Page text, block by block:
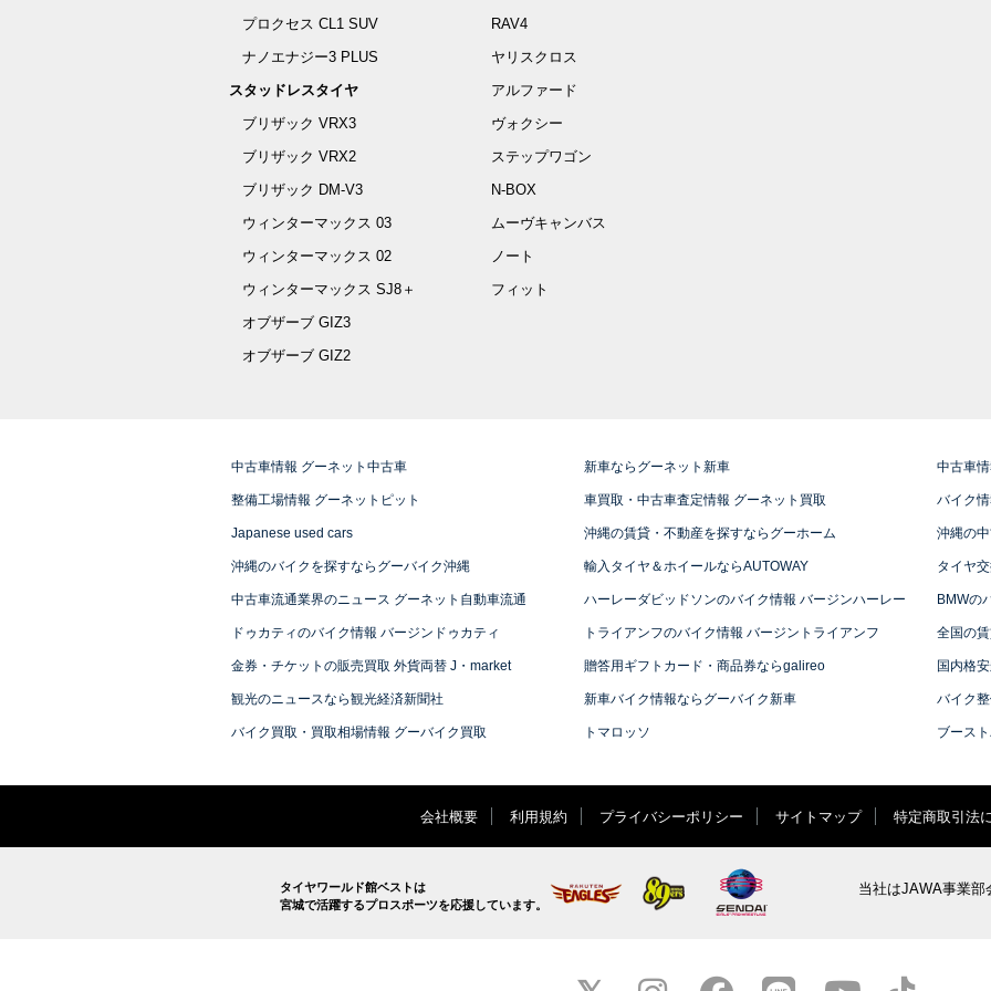
プロクセス CL1 SUV
ナノエナジー3 PLUS
スタッドレスタイヤ
ブリザック VRX3
ブリザック VRX2
ブリザック DM-V3
ウィンターマックス 03
ウィンターマックス 02
ウィンターマックス SJ8＋
オブザーブ GIZ3
オブザーブ GIZ2
RAV4
ヤリスクロス
アルファード
ヴォクシー
ステップワゴン
N-BOX
ムーヴキャンバス
ノート
フィット
中古車情報 グーネット中古車 新車ならグーネット新車 中古車
整備工場情報 グーネットピット 車買取・中古車査定情報 グーネット買取 バイク
Japanese used cars 沖縄の賃貸・不動産を探すならグーホーム 沖縄の
沖縄のバイクを探すならグーバイク沖縄 輸入タイヤ＆ホイールならAUTOWAY タイヤ
中古車流通業界のニュース グーネット自動車流通 ハーレーダビッドソンのバイク情報 バージンハーレー BMWの
ドゥカティのバイク情報 バージンドゥカティ トライアンフのバイク情報 バージントライアンフ 全国の
金券・チケットの販売買取 外貨両替 J・market 贈答用ギフトカード・商品券ならgalireo 国内格
観光のニュースなら観光経済新聞社 新車バイク情報ならグーバイク新車 バイク
バイク買取・買取相場情報 グーバイク買取 トマロッソ ブース
会社概要 利用規約 プライバシーポリシー サイトマップ 特定商取引法
タイヤワールド館ベストは
宮城で活躍するプロスポーツを応援しています。
当社はJAWA事業部